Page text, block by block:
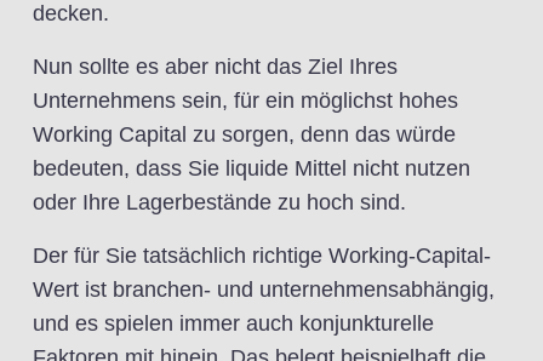
decken.
Nun sollte es aber nicht das Ziel Ihres
Unternehmens sein, für ein möglichst hohes
Working Capital zu sorgen, denn das würde
bedeuten, dass Sie liquide Mittel nicht nutzen
oder Ihre Lagerbestände zu hoch sind.
Der für Sie tatsächlich richtige Working-Capital-
Wert ist branchen- und unternehmensabhängig,
und es spielen immer auch konjunkturelle